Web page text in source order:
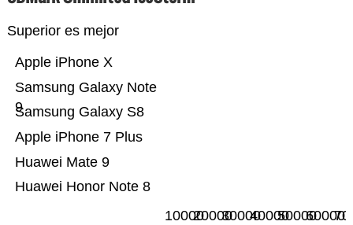
Superior es mejor
Huawei Honor Note 8
Huawei Mate 9
Apple iPhone 7 Plus
Samsung Galaxy S8
Samsung Galaxy Note
9
Apple iPhone X
100002000030000400005000060000